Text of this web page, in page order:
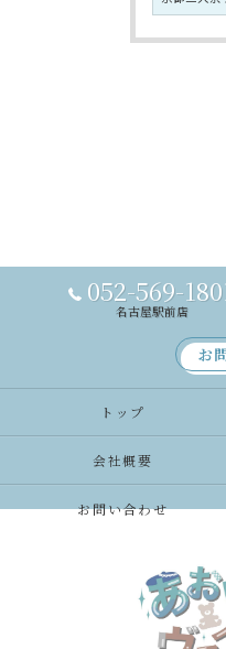
052-569-
名古屋駅前店
お
トップ
会社概要
お問い合わせ